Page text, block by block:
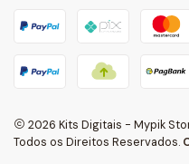
2026 Kits Digitais - Mypik
Todos os Direitos Reservados.